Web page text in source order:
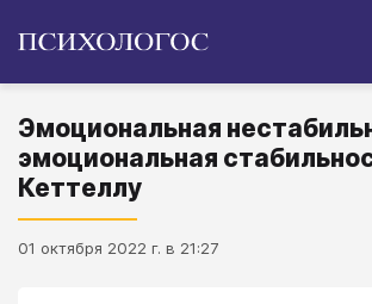
Эмоциональная
эмоциональная
Кеттеллу
01 октября 2022 г. в 21:27